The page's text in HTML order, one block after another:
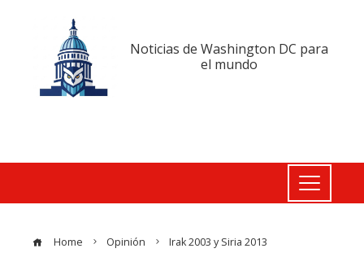
Noticias de Washington DC para
el mundo
Home Opinión Irak 2003 y Siria 2013